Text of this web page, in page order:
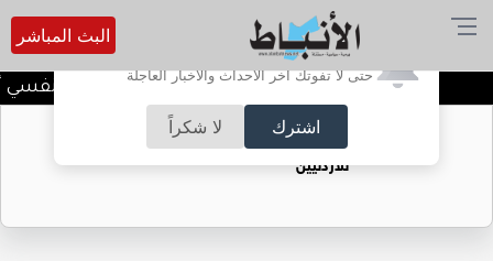
أترغب في تفعيل الإشعارات؟
حتى لا تفوتك آخر الأحداث والأخبار العاجلة
اشترك لا شكراً
البث المباشر
الضحك وقت الأزمات.. خلل نفسي أم
حقل الريشة حين يتحول الغاز إلى فرص عمل
للأردنيين